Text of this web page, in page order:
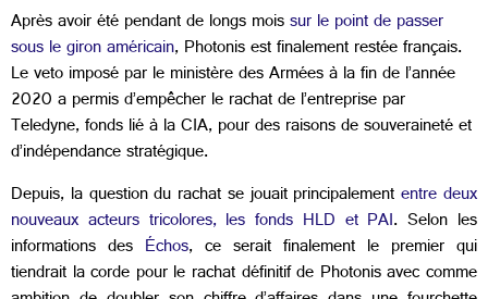
Après avoir été pendant de longs moissur le point de passer
sous le giron américain, Photonis est finalement restée français.
Le veto imposé par le ministère des Armées à la fin de l’année
2020 a permis d’empêcher le rachat de l’entreprise par
Teledyne, fonds lié à la CIA, pour des raisons de souveraineté et
d’indépendance stratégique.
Depuis, la question du rachat se jouait principalemententre deux
nouveaux acteurs tricolores, les fonds HLD et PAI. Selon les
informations des Échos, ce serait finalement le premier qui
tiendrait la corde pour le rachat définitif de Photonis avec comme